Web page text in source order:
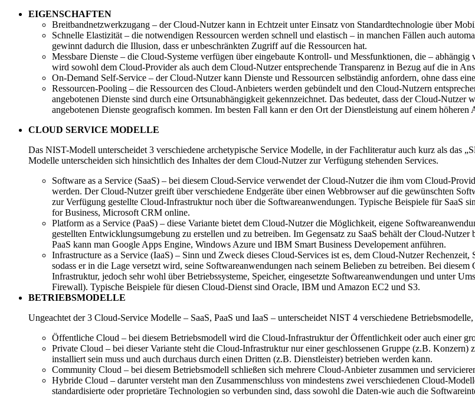
EIGENSCHAFTEN
Breitbandnetzwerkzugang – der Cloud-Nutzer kann in Echtzeit unter Einsatz von Standardtechnologie über
Schnelle Elastizität – die notwendigen Ressourcen werden schnell und elastisch – in manchen Fällen auch
gewinnt dadurch die Illusion, dass er unbeschränkten Zugriff auf die Ressourcen hat.
Messbare Dienste – die Cloud-Systeme verfügen über eingebaute Kontroll- und Messfunktionen, die –
wird sowohl dem Cloud-Provider als auch dem Cloud-Nutzer entsprechende Transparenz in Bezug auf die in
On-Demand Self-Service – der Cloud-Nutzer kann Dienste und Ressourcen selbständig anfordern, ohne dass
Ressourcen-Pooling – die Ressourcen des Cloud-Anbieters werden gebündelt und den Cloud-Nutzern
angebotenen Dienste sind durch eine Ortsunabhängigkeit gekennzeichnet. Das bedeutet, dass der Cloud-
angebotenen Dienste geografisch kommen. Im besten Fall kann er den Ort der Dienstleistung auf einem
CLOUD SERVICE MODELLE
Das NIST-Modell unterscheidet 3 verschiedene archetypische Service Modelle, in der Fachliteratur auch kurz als das
Modelle unterscheiden sich hinsichtlich des Inhaltes der dem Cloud-Nutzer zur Verfügung stehenden Services.
Software as a Service (SaaS) – bei diesem Cloud-Service verwendet der Cloud-Nutzer die ihm vom Cloud-
werden. Der Cloud-Nutzer greift über verschiedene Endgeräte über einen Webbrowser auf die gewünschten
zur Verfügung gestellte Cloud-Infrastruktur noch über die Softwareanwendungen. Typische Beispiele für SaaS
for Business, Microsoft CRM online.
Platform as a Service (PaaS) – diese Variante bietet dem Cloud-Nutzer die Möglichkeit, eigene
gestellten Entwicklungsumgebung zu erstellen und zu betreiben. Im Gegensatz zu SaaS behält der Cloud-
PaaS kann man Google Apps Engine, Windows Azure und IBM Smart Business Developement anführen.
Infrastructure as a Service (IaaS) – Sinn und Zweck dieses Cloud-Services ist es, dem Cloud-Nutzer
sodass er in die Lage versetzt wird, seine Softwareanwendungen nach seinem Belieben zu betreiben. Bei
Infrastruktur, jedoch sehr wohl über Betriebssysteme, Speicher, eingesetzte Softwareanwendungen und unter
Firewall). Typische Beispiele für diesen Cloud-Dienst sind Oracle, IBM und Amazon EC2 und S3.
BETRIEBSMODELLE
Ungeachtet der 3 Cloud-Service Modelle – SaaS, PaaS und IaaS – unterscheidet NIST 4 verschiedene
Öffentliche Cloud – bei diesem Betriebsmodell wird die Cloud-Infrastruktur der Öffentlichkeit oder auch einer
Private Cloud – bei dieser Variante steht die Cloud-Infrastruktur nur einer geschlossenen Gruppe (z.B.
installiert sein muss und auch durchaus durch einen Dritten (z.B. Dienstleister) betrieben werden kann.
Community Cloud – bei diesem Betriebsmodell schließen sich mehrere Cloud-Anbieter zusammen und
Hybride Cloud – darunter versteht man den Zusammenschluss von mindestens zwei verschiedenen Cloud-
standardisierte oder proprietäre Technologien so verbunden sind, dass sowohl die Daten-wie auch die